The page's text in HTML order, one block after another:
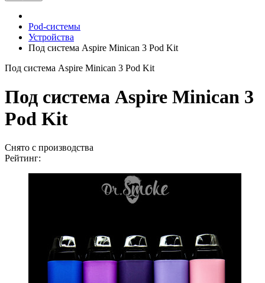
Pod-системы
Устройства
Под система Aspire Minican 3 Pod Kit
Под система Aspire Minican 3 Pod Kit
Под система Aspire Minican 3
Pod Kit
Снято с производства
Рейтинг: